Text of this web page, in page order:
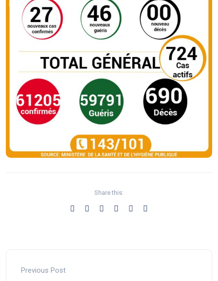
Share this:
Previous Post